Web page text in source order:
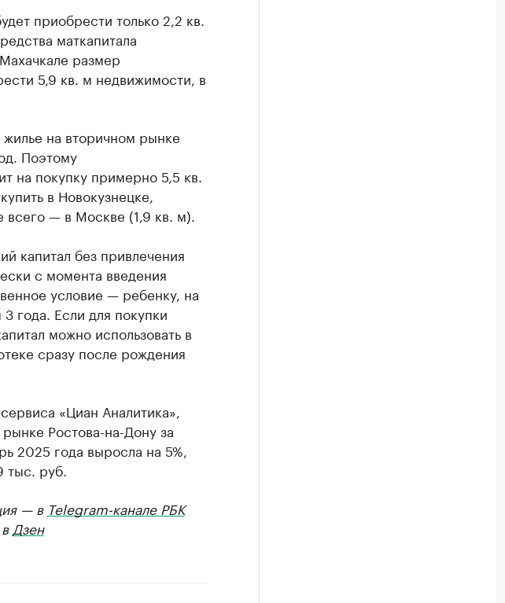
приобрести только 2,2 кв.
маткапитала
размер
5,9 кв. м недвижимости, в
на вторичном рынке
Поэтому
на покупку примерно 5,5 кв.
в Новокузнецке,
— в Москве (1,9 кв. м).
капитал без привлечения
с момента введения
условие — ребенку, на
года. Если для покупки
можно использовать в
сразу после рождения
«Циан Аналитика»,
Ростова-на-Дону за
2025 года выросла на 5%,
тыс. руб.
— в Telegram-канале РБК
Дзен